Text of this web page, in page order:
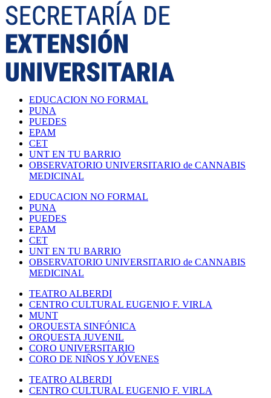
EDUCACION NO FORMAL
PUNA
PUEDES
EPAM
CET
UNT EN TU BARRIO
OBSERVATORIO UNIVERSITARIO de CANNABIS
MEDICINAL
EDUCACION NO FORMAL
PUNA
PUEDES
EPAM
CET
UNT EN TU BARRIO
OBSERVATORIO UNIVERSITARIO de CANNABIS
MEDICINAL
TEATRO ALBERDI
CENTRO CULTURAL EUGENIO F. VIRLA
MUNT
ORQUESTA SINFÓNICA
ORQUESTA JUVENIL
CORO UNIVERSITARIO
CORO DE NIÑOS Y JÓVENES
TEATRO ALBERDI
CENTRO CULTURAL EUGENIO F. VIRLA